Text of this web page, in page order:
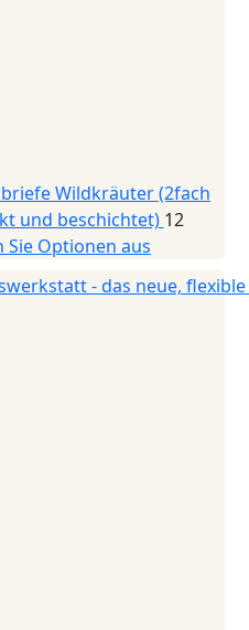
Wildkräuter (2fach
und beschichtet) 12
Sie Optionen aus